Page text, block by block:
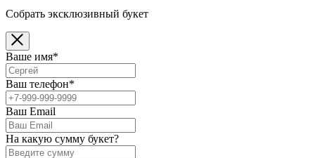
Собрать эксклюзивный букет
Ваше имя*
Ваш телефон*
Ваш Email
На какую сумму букет?